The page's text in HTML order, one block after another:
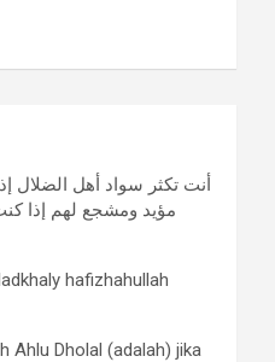
أنت تكثر سواد أهل الضلال
مؤيد ومشجع لهم إذا
hafizhahullah
Ahlu Dholal (adalah) jika